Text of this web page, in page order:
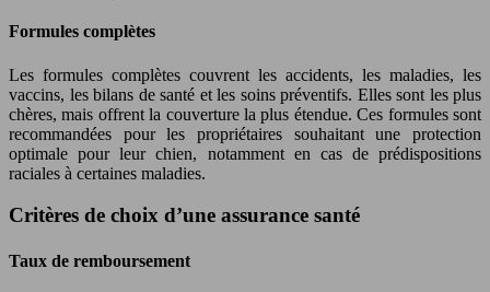
Formules complètes
Les formules complètes couvrent les accidents, les maladies, les
vaccins, les bilans de santé et les soins préventifs. Elles sont les plus
chères, mais offrent la couverture la plus étendue. Ces formules sont
recommandées pour les propriétaires souhaitant une protection
optimale pour leur chien, notamment en cas de prédispositions
raciales à certaines maladies.
Critères de choix d’une assurance santé
Taux de remboursement